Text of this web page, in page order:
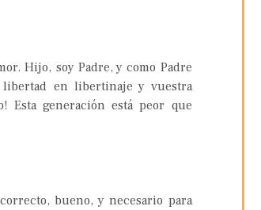
Hijo, soy Padre, y como Padre
libertad en libertinaje y vuestra
Esta generación está peor que
bueno, y necesario para